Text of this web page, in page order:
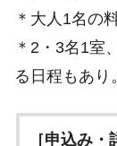
＊大人1名の
＊2・3名1室
る日程もあり。
［申込み・